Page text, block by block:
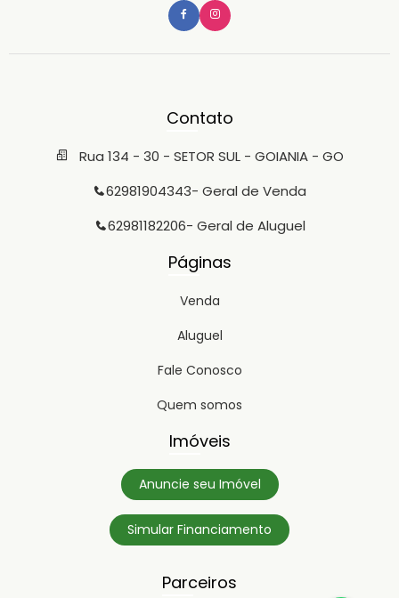
Contato
Rua 134 - 30 - SETOR SUL - GOIANIA - GO
62981904343- Geral de Venda
62981182206- Geral de Aluguel
Páginas
Venda
Aluguel
Fale Conosco
Quem somos
Imóveis
Anuncie seu Imóvel
Simular Financiamento
Parceiros